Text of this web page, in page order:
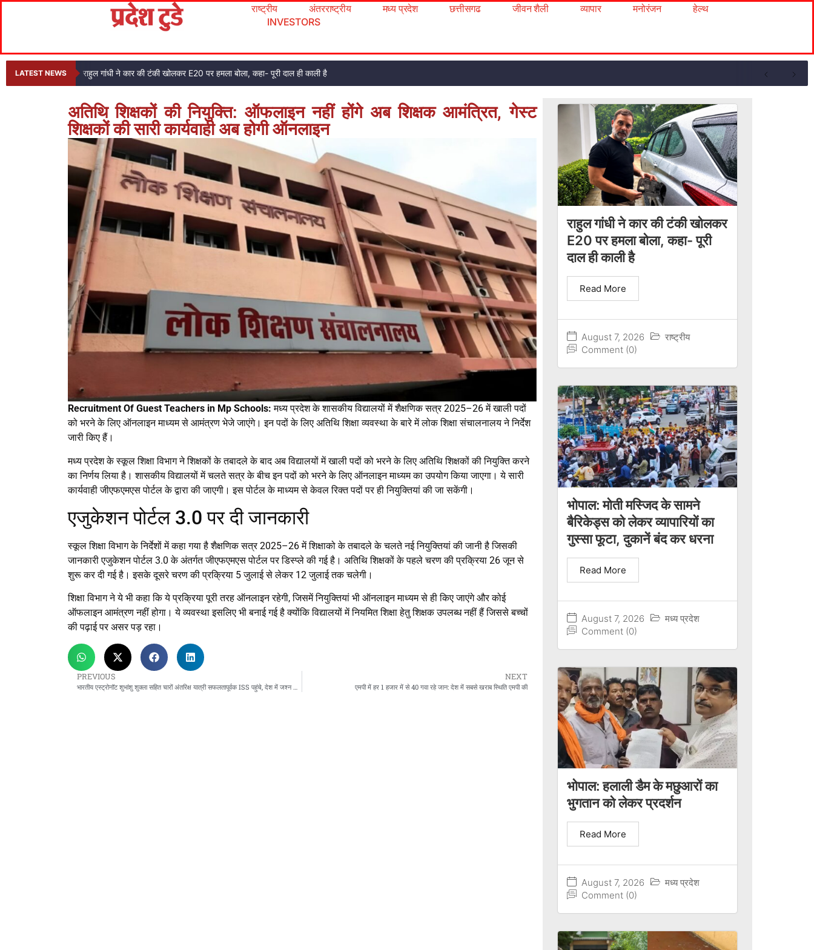
राष्ट्रीय अंतरराष्ट्रीय मध्य प्रदेश छत्तीसगढ जीवन शैली व्यापार मनोरंजन
हेल्थ
INVESTORS
LATEST NEWS राहुल गांधी ने कार की टंकी खोलकर E20 पर हमला बोला, कहा- पूरी दाल ही काली है
अतिथि शिक्षकों की नियुक्ति: ऑफलाइन नहीं होंगे अब शिक्षक आमंत्रित, गेस्ट
शिक्षकों की सारी कार्यवाही अब होगी ऑनलाइन
Recruitment Of Guest Teachers in Mp Schools:मध्य प्रदेश के शासकीय विद्यालयों में शैक्षणिक सत्र 2025–26 में खाली पदों
को भरने के लिए ऑनलाइन माध्यम से आमंत्रण भेजे जाएंगे। इन पदों के लिए अतिथि शिक्षा व्यवस्था के बारे में लोक शिक्षा संचालनालय ने निर्देश
जारी किए हैं।
मध्य प्रदेश के स्कूल शिक्षा विभाग ने शिक्षकों के तबादले के बाद अब विद्यालयों में खाली पदों को भरने के लिए अतिथि शिक्षकों की नियुक्ति करने
का निर्णय लिया है। शासकीय विद्यालयों में चलते सत्र के बीच इन पदों को भरने के लिए ऑनलाइन माध्यम का उपयोग किया जाएगा। ये सारी
कार्यवाही जीएफएमएस पोर्टल के द्वारा की जाएगी। इस पोर्टल के माध्यम से केवल रिक्त पदों पर ही नियुक्तियां की जा सकेंगी।
एजुकेशन पोर्टल 3.0 पर दी जानकारी
स्कूल शिक्षा विभाग के निर्देशों में कहा गया है शैक्षणिक सत्र 2025–26 में शिक्षाको के तबादले के चलते नई नियुक्तियां की जानी है जिसकी
जानकारी एजुकेशन पोर्टल 3.0 के अंतर्गत जीएफएमएस पोर्टल पर डिस्प्ले की गई है। अतिथि शिक्षकों के पहले चरण की प्रक्रिया 26 जून से
शुरू कर दी गई है। इसके दूसरे चरण की प्रक्रिया 5 जुलाई से लेकर 12 जुलाई तक चलेगी।
शिक्षा विभाग ने ये भी कहा कि ये प्रक्रिया पूरी तरह ऑनलाइन रहेगी, जिसमें नियुक्तियां भी ऑनलाइन माध्यम से ही किए जाएंगे और कोई
ऑफलाइन आमंत्रण नहीं होगा। ये व्यवस्था इसलिए भी बनाई गई है क्योंकि विद्यालयों में नियमित शिक्षा हेतु शिक्षक उपलब्ध नहीं हैं जिससे बच्चों
की पढ़ाई पर असर पड़ रहा।
PREVIOUS NEXT
एमपी में हर 1 हजार में से 40 गवा रहे जान: देश में सबसे खराब स्थिति एमपी की
राहुल गांधी ने कार की टंकी खोलकर
E20 पर हमला बोला, कहा- पूरी
दाल ही काली है
August 7, 2026
राष्ट्रीय
Comment (0)
Read More
भोपाल: मोती मस्जिद के सामने
बैरिकेड्स को लेकर व्यापारियों का
गुस्सा फूटा, दुकानें बंद कर धरना
August 7, 2026
मध्य प्रदेश
Comment (0)
Read More
भोपाल: हलाली डैम के मछुआरों का
भुगतान को लेकर प्रदर्शन
August 7, 2026
मध्य प्रदेश
Comment (0)
Read More